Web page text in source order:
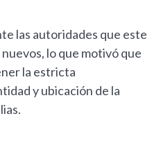
las autoridades que este
lo que motivó que
la estricta
y ubicación de la